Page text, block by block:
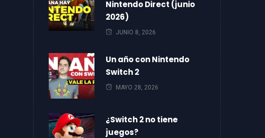
Nintendo Direct (junio
2026)
JUNIO 8, 2026
Un año con Nintendo
Switch 2
MAYO 28, 2026
¿Switch 2 no tiene
juegos?